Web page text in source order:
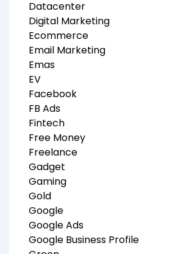
Datacenter
Digital Marketing
Ecommerce
Email Marketing
Emas
EV
Facebook
FB Ads
Fintech
Free Money
Freelance
Gadget
Gaming
Gold
Google
Google Ads
Google Business Profile